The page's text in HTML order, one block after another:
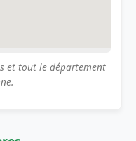
et tout le département